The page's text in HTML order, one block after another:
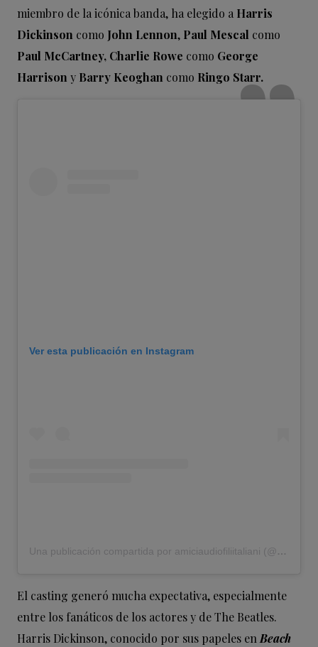
miembro de la icónica banda, ha elegido a Harris
Dickinson como John Lennon, Paul Mescal como
Paul McCartney, Charlie Rowe como George
Harrison y Barry Keoghan como Ringo Starr.
Ver esta publicación en Instagram
Una publicación compartida por amiciaudiofiliitaliani (@amiciaudiofiliitaliani)
El casting generó mucha expectativa, especialmente
entre los fanáticos de los actores y de The Beatles.
Harris Dickinson, conocido por sus papeles en Beach